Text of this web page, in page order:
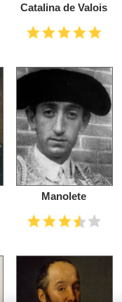
Catalina de Valois
Manolete